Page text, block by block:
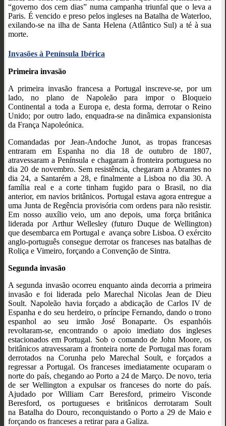
“governo dos cem dias” numa campanha triunfal que o leva a
Paris. É vencido e preso pelos ingleses na Batalha de Waterloo,
exilando-se na ilha de Santa Helena (Atlântico Sul) a té à sua
morte.
Invasões à Península Ibérica
Primeira invasão
A primeira invasão francesa a Portugalinscreve-se, por um
lado, no plano de Napoleão para impor oBloqueio
Continental a toda a Europa e, desta forma, derrotar o Reino
Unido; por outro lado, enquadra-se na dinâmica expansionista
da França Napoleónica.
Comandadas por Jean-Andoche Junot, as tropas francesas
entraram em Espanha no dia 18 de outubro de 1807,
atravessaram a Península e chagaram à fronteira portuguesa no
dia 20 de novembro. Sem resistência, chegaram a Abrantes no
dia 24, a Santarém a 28, e finalmente a Lisboa no dia 30. A
família real e a corte tinham fugido para o Brasil, no dia
anterior, em navios britânicos. Portugal estava agora entregue a
uma Junta de Regência provisória com ordens para não resistir.
Em nosso auxílio veio, um ano depois, uma força britânica
liderada por Arthur Wellesley (futuro Duque de Wellington)
que desembarca em Portugal e avança sobre Lisboa. O exército
anglo-português consegue derrotar os franceses nas batalhas de
Roliça e Vimeiro, forçando a Convenção de Sintra.
Segunda invasão
A segunda invasão ocorreu enquanto ainda decorria a primeira
invasão efoi liderada pelo Marechal Nicolas Jean de Dieu
Soult. Napoleão havia forçado a abdicação de Carlos IV de
Espanha e do seu herdeiro, o príncipe Fernando, dando o trono
espanhol ao seu irmão José Bonaparte. Os espanhóis
revoltaram-se, encontrando o apoio imediato dos ingleses
estacionados em Portugal. Sob o comando de John Moore, os
britânicos atravessaram a fronteira norte de Portugal mas foram
derrotados na Corunha pelo Marechal Soult, e forçados a
regressar a Portugal. Os franceses imediatamente ocuparam o
norte do país, chegando ao Porto a 24 de Março. De novo, teria
de ser Wellington a expulsar os franceses do norte do país.
Ajudado por William Carr Beresford, primeiro Visconde
Beresford, os portugueses e britânicos derrotaram Soult
na Batalha do Douro, reconquistando o Porto a 29 de Maio e
forçando os franceses a retirar para a Galiza.